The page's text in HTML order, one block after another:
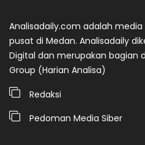
Analisadaily.com adalah
pusat di Medan. Analisadaily
Digital dan merupakan bagian
Group (Harian Analisa)
Redaksi
Pedoman Media Siber